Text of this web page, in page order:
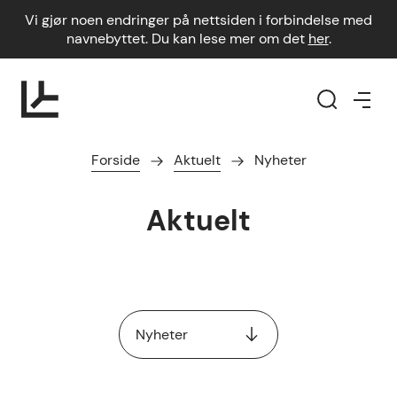
Vi gjør noen endringer på nettsiden i forbindelse med
navnebyttet. Du kan lese mer om det her.
Forside Aktuelt Nyheter
Aktuelt
Nyheter